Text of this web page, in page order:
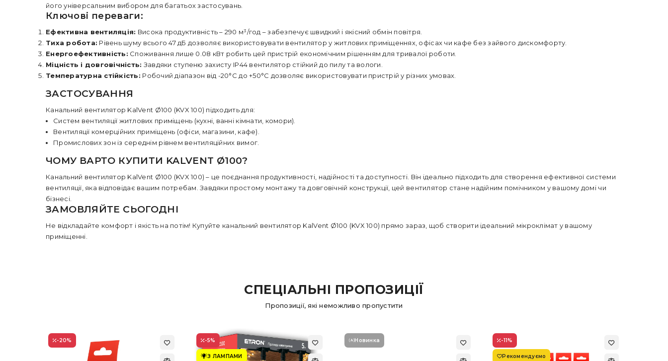
його універсальним вибором для багатьох застосувань.
Ключові переваги:
Ефективна вентиляція: Висока продуктивність – 290 м³/год – забезпечує швидкий і якісний обмін повітря.
Тиха робота: Рівень шуму всього 47 дБ дозволяє використовувати вентилятор у житлових приміщеннях, офісах чи кафе без зайвого дискомфорту.
Енергоефективність: Споживання лише 0.08 кВт робить цей пристрій економічним рішенням для тривалої роботи.
Міцність і довговічність: Завдяки ступеню захисту IP44 вентилятор стійкий до пилу та вологи.
Температурна стійкість: Робочий діапазон від -20°C до +50°C дозволяє використовувати пристрій у різних умовах.
ЗАСТОСУВАННЯ
Канальний вентилятор KalVent Ø100 (KVX 100) підходить для:
Систем вентиляції житлових приміщень (кухні, ванні кімнати, комори).
Вентиляції комерційних приміщень (офіси, магазини, кафе).
Промислових зон із середнім рівнем вентиляційних вимог.
ЧОМУ ВАРТО КУПИТИ KALVENT Ø100?
Канальний вентилятор KalVent Ø100 (KVX 100) – це поєднання продуктивності, надійності та доступності. Він ідеально підходить для створення ефективної системи
вентиляції, яка відповідає вашим потребам. Завдяки простому монтажу та довговічній конструкції, цей вентилятор стане надійним помічником у вашому домі чи
бізнесі.
ЗАМОВЛЯЙТЕ СЬОГОДНІ
Не відкладайте комфорт і якість на потім! Купуйте канальний вентилятор KalVent Ø100 (KVX 100) прямо зараз, щоб створити ідеальний мікроклімат у вашому
приміщенні.
СПЕЦІАЛЬНІ ПРОПОЗИЦІЇ
Пропозиції, які неможливо пропустити
-20% -5%
З ЛАМПАМИ
Новинка -11%
Рекомендуємо